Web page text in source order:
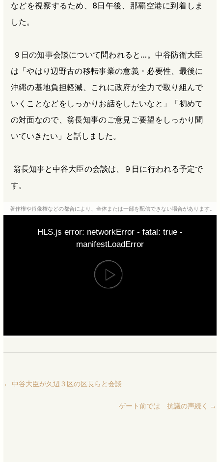
などを視察するため、8日午後、那覇空港に到着しま
した。
９日の知事会談について問われると…。中谷防衛大臣
は「やはり辺野古の移転事業の意義・必要性、最後に
沖縄の基地負担軽減、これに政府が全力で取り組んで
いくことなどをしっかりお話をしたいなと」「初めて
の対面なので、翁長知事のご意見ご要望をしっかり聞
いていきたい」と話しました。
翁長知事と中谷大臣の会談は、９日に行われる予定で
す。
著作権や肖像権などの都合により、全体または一部を配信できない場合があります。
HLS.js error: networkError - fatal: true -
manifestLoadError
← 中谷大臣が久辺３区の区長らと会談
ゲート前では 抗議の声続く →